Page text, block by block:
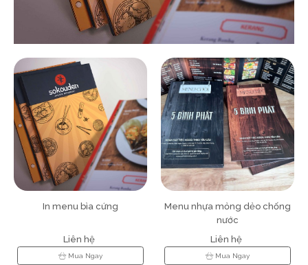
Menu nhựa mỏng dẻo chống
Liên hệ
Mua Ngay
Menu tấm fomert siêu rẻ
50,000đ 60,000đ
Mua Ngay